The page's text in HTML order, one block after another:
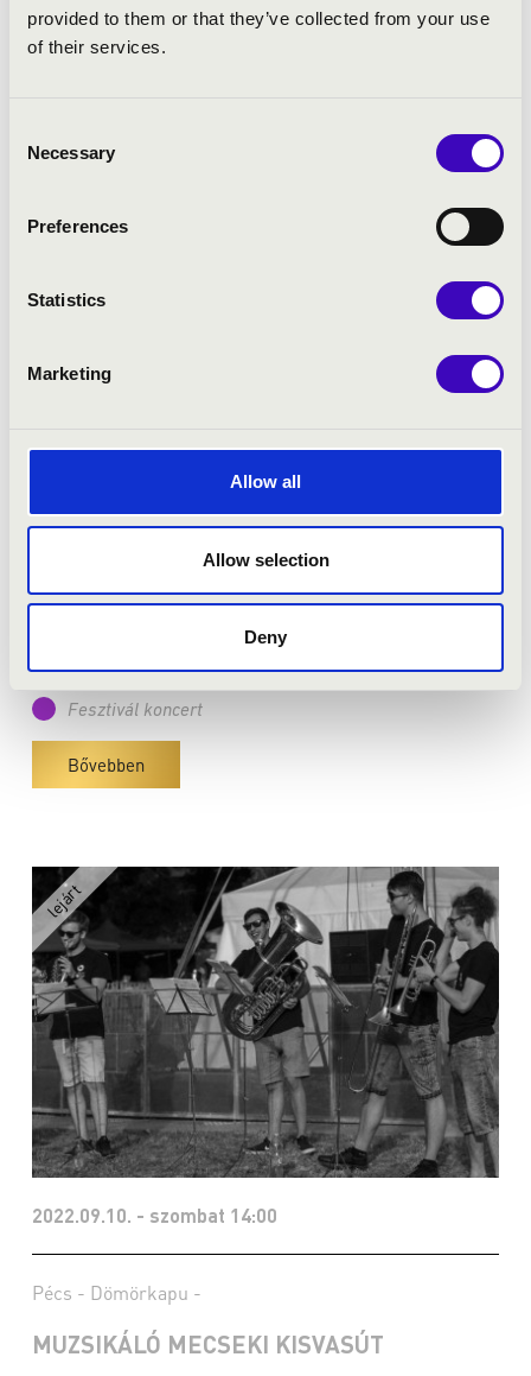
provided to them or that they’ve collected from your use
of their services.
Selection
Necessary
Preferences
Statistics
Marketing
Allow all
Allow selection
Deny
Bővebben
2022.09.10. - szombat 10:00
Pécs - Mandulás játszótér (erdei tornapálya)
MUZSIKÁLÓ ERDŐ
Fesztivál koncert
Bővebben
2022.09.10. - szombat 14:00
Pécs - Dömörkapu -
MUZSIKÁLÓ MECSEKI KISVASÚT